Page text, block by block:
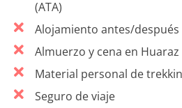
(ATA)
Alojamiento antes/después
Almuerzo y cena en Huaraz
Material personal de
Seguro de viaje